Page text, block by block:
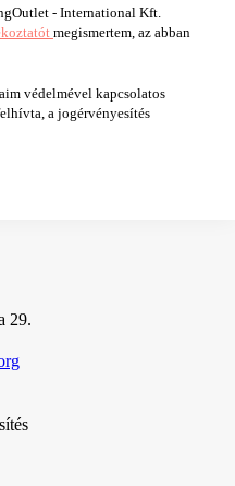
- International Kft.
megismertem, az abban
védelmével kapcsolatos
a jogérvényesítés
29.